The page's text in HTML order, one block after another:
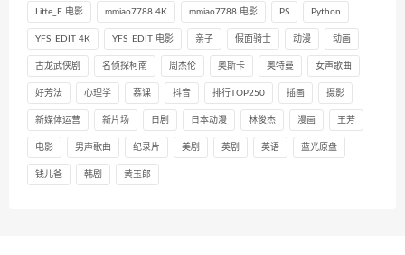
Litte_F 电影 mmiao7788 4K mmiao7788 电影 PS Python
YFS_EDIT 4K YFS_EDIT 电影 亲子 假面骑士 动漫 动画
古龙武侠剧 名侦探柯南 周杰伦 奥斯卡 奥特曼 女声歌曲
好芳法 心理学 慕课 抖音 排行TOP250 插画 摄影
新媒体运营 新片场 日剧 日本动漫 林俊杰 漫画 王芳
电影 男声歌曲 纪录片 美剧 英剧 英语 蓝光原盘
钱儿爸 韩剧 黄玉郎